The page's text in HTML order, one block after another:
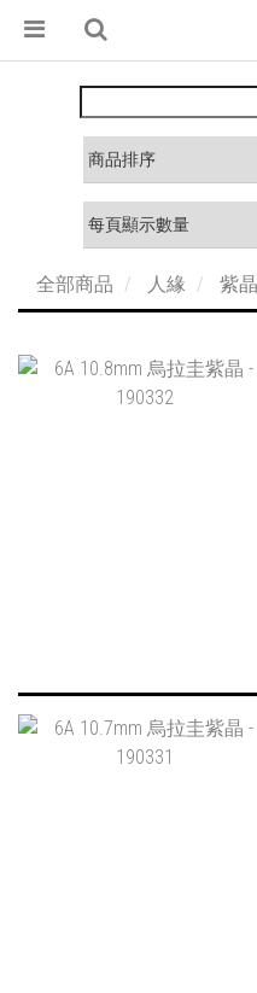
全部商品 人緣 紫晶